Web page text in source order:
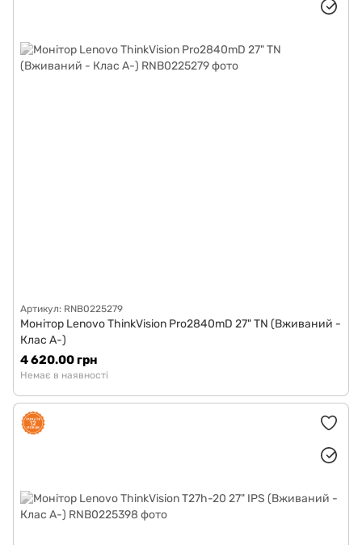
Артикул: RNB0225279
Монітор Lenovo ThinkVision Pro2840mD 27" TN (Вживаний -
Клас A-)
4 620.00 грн
Немає в наявності